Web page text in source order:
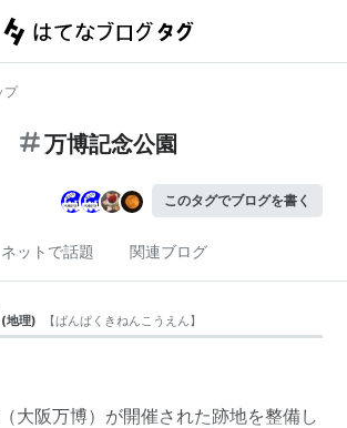
プ
万博記念公園
このタグでブログを書く
ネットで話題 関連ブログ
(地理) 【ばんぱくきねんこうえん】
（大阪万博）が開催された跡地を整備し